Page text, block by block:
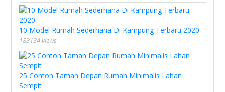
10 Model Rumah Sederhana Di Kampung Terbaru 2020
183134 views
25 Contoh Taman Depan Rumah Minimalis Lahan
Sempit